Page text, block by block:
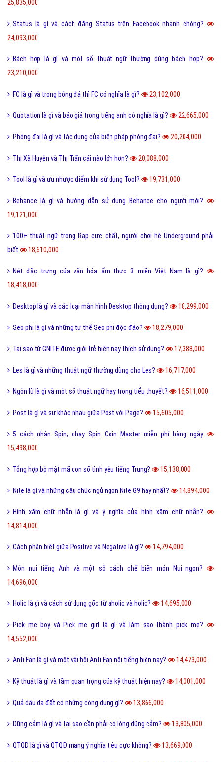
25,835,000
Status là gì và cách đăng Status trên Facebook nhanh chóng?
24,093,000
Bách hợp là gì và một số thuật ngữ thường dùng bách hợp?
23,210,000
FC là gì và trong bóng đá thì FC có nghĩa là gì? 23,102,000
Quotation là gì và báo giá trong tiếng anh có nghĩa là gì? 22,665,000
Phóng đại là gì và tác dụng của biện pháp phóng đại? 20,204,000
Thị Xã Huyện và Thị Trấn cái nào lớn hơn? 20,088,000
Tool là gì và ưu nhược điểm khi sử dụng Tool? 19,731,000
Behance là gì và hướng dẫn sử dụng Behance cho người mới?
19,121,000
100+ thuật ngữ trong Rap cực chất, người chơi hệ Underground phải
biết
18,610,000
Nét đặc trưng của văn hóa ẩm thực 3 miền Việt Nam là gì?
18,418,000
Desktop là gì và các loại màn hình Desktop thông dụng? 18,299,000
Seo phi là gì và những tư thế Seo phi độc đáo? 18,279,000
Tại sao từ GNITE được giới trẻ hiện nay thích sử dụng? 17,388,000
Les là gì và những thuật ngữ thường dùng cho Les? 16,717,000
Ngôn lù là gì và một số thuật ngữ hay trong tiểu thuyết? 16,511,000
Post là gì và sự khác nhau giữa Post với Page? 15,605,000
5 cách nhận Spin, chạy Spin Coin Master miễn phí hàng ngày
15,498,000
Tổng hợp bộ mật mã con số tình yêu tiếng Trung? 15,138,000
Nite là gì và những câu chúc ngủ ngon Nite G9 hay nhất? 14,894,000
Hình xăm chữ nhẫn là gì và ý nghĩa của hình xăm chữ nhẫn?
14,814,000
Cách phân biệt giữa Positive và Negative là gì? 14,794,000
Món nui tiếng Anh và một số cách chế biến món Nui ngon?
14,696,000
Holic là gì và cách sử dụng gốc từ aholic và holic? 14,695,000
Pick me boy và Pick me girl là gì và làm sao thành pick me?
14,552,000
Anti Fan là gì và một vài hội Anti Fan nổi tiếng hiện nay? 14,473,000
Kỹ thuật là gì và tầm quan trọng của kỹ thuật hiện nay? 14,001,000
Quả dâu da đất có những công dụng gì? 13,866,000
Dũng cảm là gì và tại sao cần phải có lòng dũng cảm? 13,805,000
QTQD là gì và QTQĐ mang ý nghĩa tiêu cực không? 13,669,000